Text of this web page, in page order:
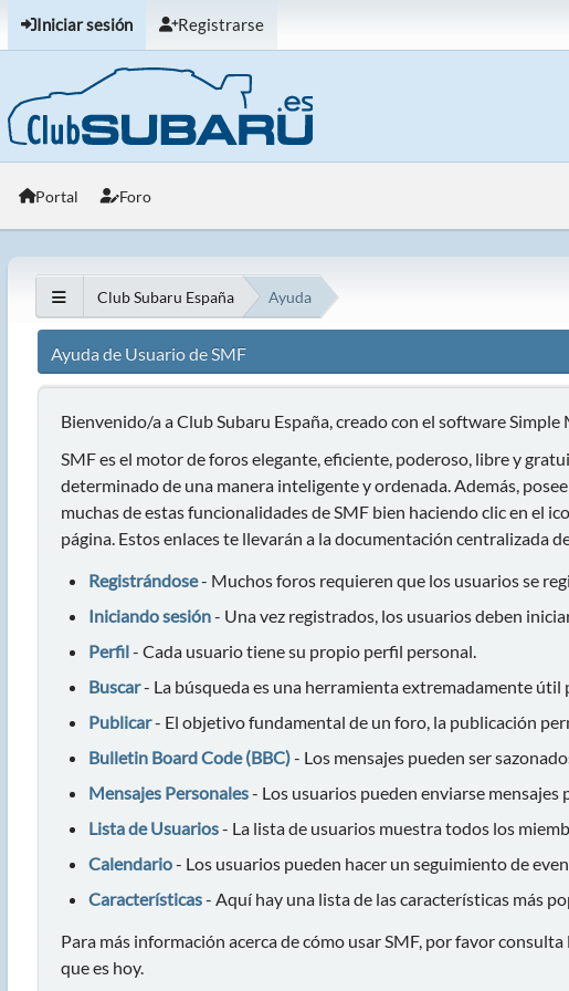
Iniciar sesión Registrarse
Portal Foro
Club Subaru España Ayuda
Ayuda de Usuario de SMF
Bienvenido/a a Club Subaru España, creado con el software
SMF es el motor de foros elegante, eficiente, poderoso, libre y
determinado de una manera inteligente y ordenada. Además,
muchas de estas funcionalidades de SMF bien haciendo clic en el
página. Estos enlaces te llevarán a la documentación centralizada
Registrándose- Muchos foros requieren que los usuarios se
Iniciando sesión- Una vez registrados, los usuarios deben
Perfil- Cada usuario tiene su propio perfil personal.
Buscar- La búsqueda es una herramienta extremadamente
Publicar- El objetivo fundamental de un foro, la publicación
Bulletin Board Code (BBC)- Los mensajes pueden ser
Mensajes Personales- Los usuarios pueden enviarse mensajes
Lista de Usuarios- La lista de usuarios muestra todos los
Calendario- Los usuarios pueden hacer un seguimiento de
Características- Aquí hay una lista de las características más
Para más información acerca de cómo usar SMF, por favor consulta
que es hoy.